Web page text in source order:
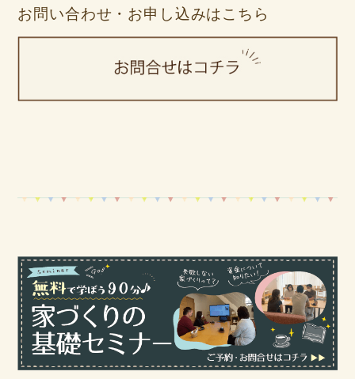
お問い合わせ・お申し込みはこちら